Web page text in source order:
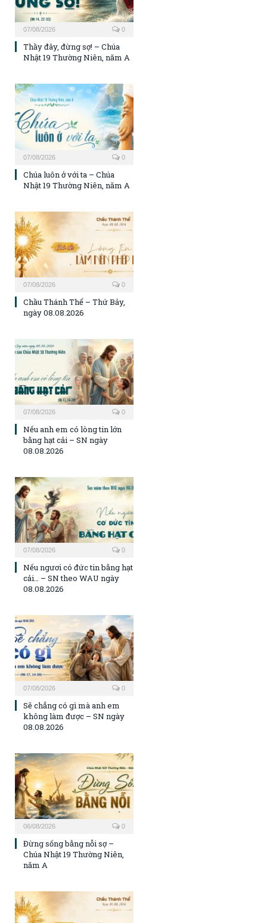
07/08/2026 0
Thầy đây, đừng sợ! – Chúa
Nhật 19 Thường Niên, năm A
07/08/2026 0
Chúa luôn ở với ta – Chúa
Nhật 19 Thường Niên, năm A
07/08/2026 0
Chầu Thánh Thể – Thứ Bảy,
ngày 08.08.2026
07/08/2026 0
Nếu anh em có lòng tin lớn
bằng hạt cải – SN ngày
08.08.2026
07/08/2026 0
Nếu ngươi có đức tin bằng hạt
cải… – SN theo WAU ngày
08.08.2026
07/08/2026 0
Sẽ chẳng có gì mà anh em
không làm được – SN ngày
08.08.2026
06/08/2026 0
Đừng sống bằng nỗi sợ –
Chúa Nhật 19 Thường Niên,
năm A